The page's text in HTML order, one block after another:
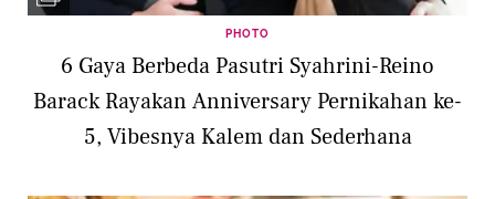
PHOTO
6 Gaya Berbeda Pasutri Syahrini-Reino
Barack Rayakan Anniversary Pernikahan ke-
5, Vibesnya Kalem dan Sederhana